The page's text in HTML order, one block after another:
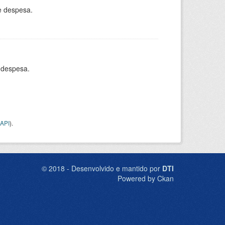
despesa.
).
© 2018 - Desenvolvido e mantido por DTI
Powered by Ckan